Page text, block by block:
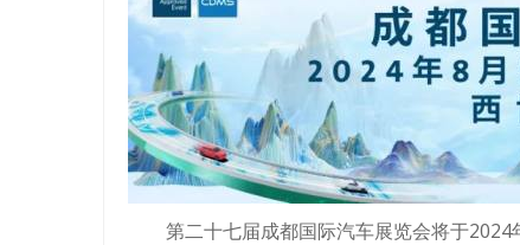
第二十七届成都国际汽车展览会将于2024